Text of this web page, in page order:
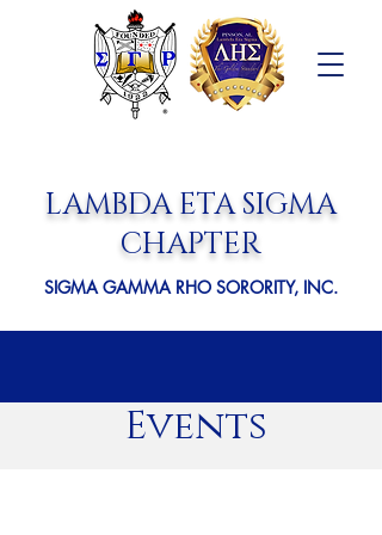
SIGMA GAMMA RHO SORORITY, INC.
LAMBDA ETA SIGMA
CHAPTER
Events